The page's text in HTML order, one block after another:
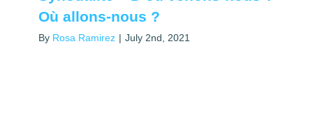
Où allons-nous ?
By Rosa Ramirez | July 2nd, 2021